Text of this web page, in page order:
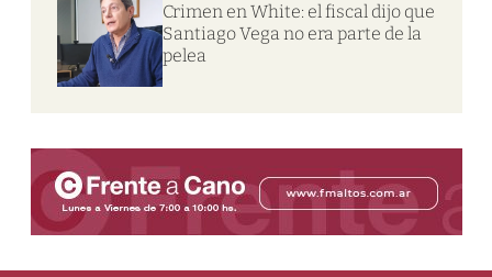
Crimen en White: el fiscal dijo que
Santiago Vega no era parte de la
pelea